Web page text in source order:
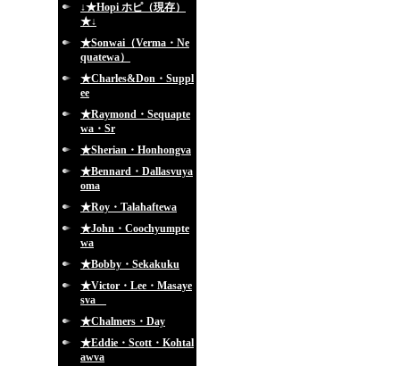
↓★Hopi ホピ（現存）
★↓
★Sonwai（Verma・Ne
quatewa）
★Charles&Don・Suppl
ee
★Raymond・Sequapte
wa・Sr
★Sherian・Honhongva
★Bennard・Dallasvuya
oma
★Roy・Talahaftewa
★John・Coochyumpte
wa
★Bobby・Sekakuku
★Victor・Lee・Masaye
sva
★Chalmers・Day
★Eddie・Scott・Kohtal
awva